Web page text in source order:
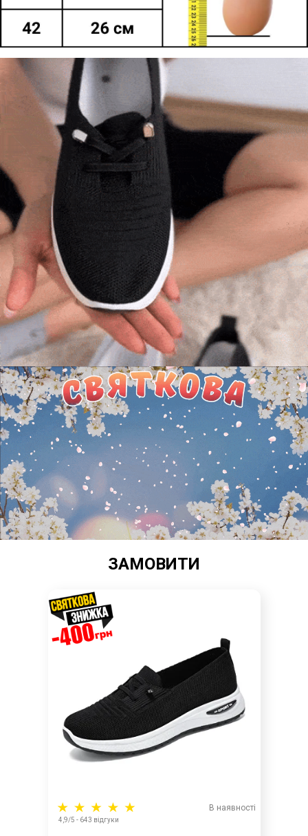
ЗАМОВИТИ
В наявності
4,9/5 - 643 відгуки